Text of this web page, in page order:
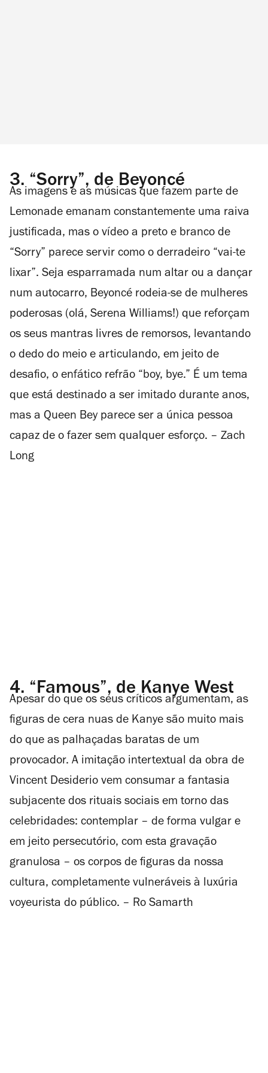
3.“Sorry”, de Beyoncé
As imagens e as músicas que fazem parte de
Lemonade emanam constantemente uma raiva
justificada, mas o vídeo a preto e branco de
“Sorry” parece servir como o derradeiro “vai-te
lixar”. Seja esparramada num altar ou a dançar
num autocarro, Beyoncé rodeia-se de mulheres
poderosas (olá, Serena Williams!) que reforçam
os seus mantras livres de remorsos, levantando
o dedo do meio e articulando, em jeito de
desafio, o enfático refrão “boy, bye.” É um tema
que está destinado a ser imitado durante anos,
mas a Queen Bey parece ser a única pessoa
capaz de o fazer sem qualquer esforço. – Zach
Long
4. “Famous”, de Kanye West
Apesar do que os seus críticos argumentam, as
figuras de cera nuas de Kanye são muito mais
do que as palhaçadas baratas de um
provocador. A imitação intertextual da obra de
Vincent Desiderio vem consumar a fantasia
subjacente dos rituais sociais em torno das
celebridades: contemplar – de forma vulgar e
em jeito persecutório, com esta gravação
granulosa – os corpos de figuras da nossa
cultura, completamente vulneráveis à luxúria
voyeurista do público. – Ro Samarth